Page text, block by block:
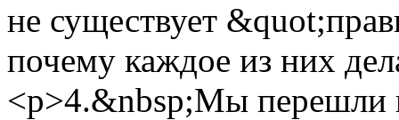
не существует
почему каждое из них
<p>4.&nbsp;Мы перешли